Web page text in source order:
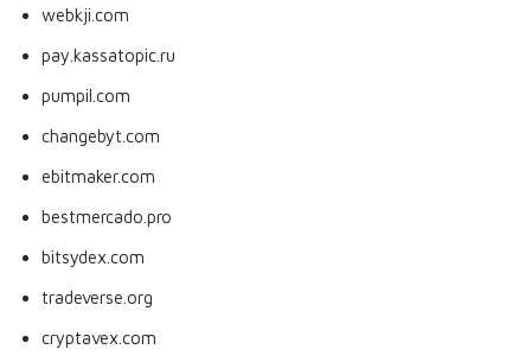
webkji.com
pay.kassatopic.ru
pumpil.com
changebyt.com
ebitmaker.com
bestmercado.pro
bitsydex.com
tradeverse.org
cryptavex.com